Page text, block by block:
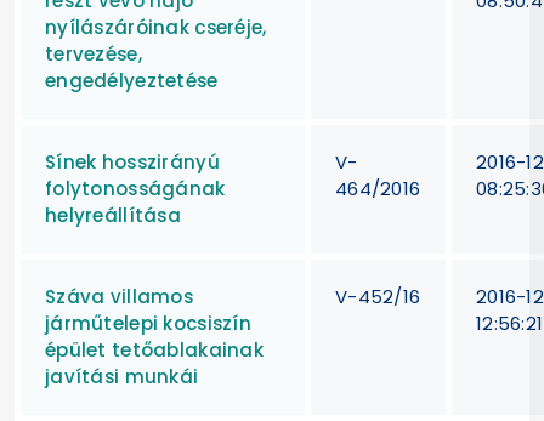
nyílászáróinak cseréje,
tervezése,
engedélyeztetése
Sínek hosszirányú
folytonosságának
helyreállítása
V-
464/2016
2016-
Száva villamos
járműtelepi kocsiszín
épület tetőablakainak
javítási munkái
V-452/16
2016-
12:56:21